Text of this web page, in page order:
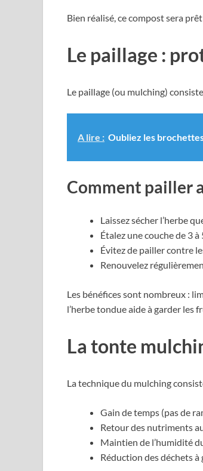
Bien réalisé, ce compost sera
Le paillage :
Le paillage (ou mulching)
A lire : Oubliez les
Comment pailler
Laissez sécher l’herbe
Étalez une couche de 3
Évitez de pailler contre
Renouvelez
Les bénéfices sont nombreux :
l’herbe tondue aide à garder les
La tonte
La technique du mulching
Gain de temps (pas de
Retour des nutriments
Maintien de l’humidité
Réduction des déchets à